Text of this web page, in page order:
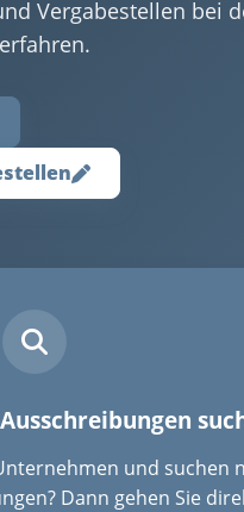
Vergabestellen bei
und suchen
Dann gehen Sie